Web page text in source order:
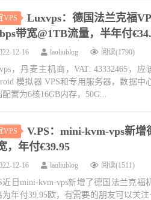
VPS
Luxvps：德国法兰克福
带宽@1TB流量，半年付
12-16 laoliublog 阅读(1790)
，丹麦主机商，VAT: 43332465，
模拟器 VPS和专用服务器，数据中
置为6核16GB内存，50G...
VPS
V.PS：mini-kvm-vps新增
，年付€39.95
12-16 laoliublog 阅读(1511)
近日mini-kvm-vps新增了德国法兰克福
为年付39.95欧，有需要的朋友可以关